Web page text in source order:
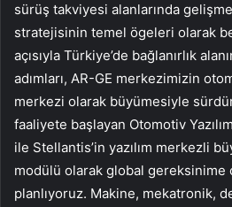
sürüş takviyesi alanlarında
stratejisinin temel ögeleri olarak
açısıyla Türkiye’de bağlanırlık
adımları, AR-GE merkezimizin
merkezi olarak büyümesiyle
faaliyete başlayan Otomotiv
ile Stellantis’in yazılım merkezli
modülü olarak global gereksinime
planlıyoruz. Makine, mekatronik,